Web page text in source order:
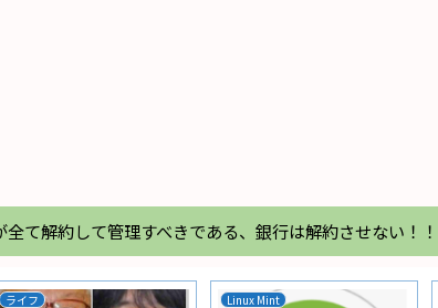
て解約して管理すべきである、銀行は解約させない！！
ライフ Linux Mint